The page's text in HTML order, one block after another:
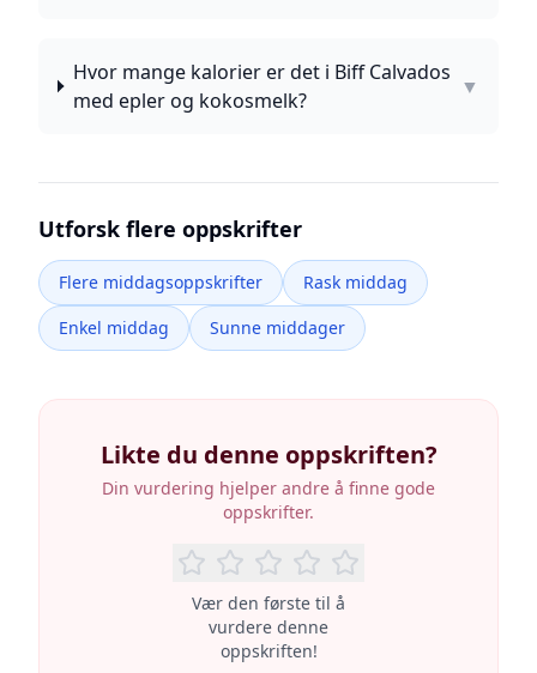
Hvor mange kalorier er det i Biff Calvados
med epler og kokosmelk?
▼
Utforsk flere oppskrifter
Flere middagsoppskrifter
Rask middag
Enkel middag
Sunne middager
Likte du denne oppskriften?
Din vurdering hjelper andre å finne gode
oppskrifter.
Vær den første til å
vurdere denne
oppskriften!